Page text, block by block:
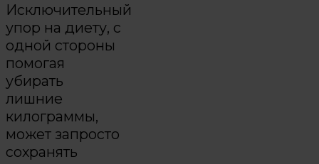
Исключительный
упор на диету, с
одной стороны
помогая
убирать
лишние
килограммы,
может запросто
сохранять